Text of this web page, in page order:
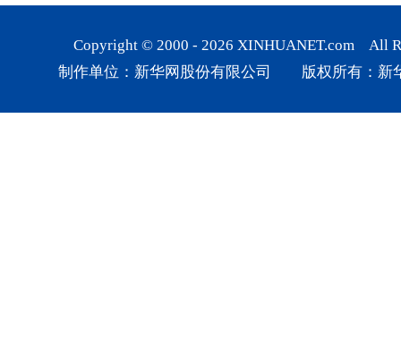
Copyright © 2000 - 2026 XINHUANET.com All
制作单位：新华网股份有限公司 版权所有：新